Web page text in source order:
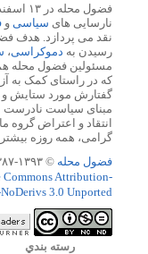
نارسایی های سیاسی و
نقد می پردازد. هدف
رسیدن به دموکراسی،
مسئولین فضول محله
که در راستای کمک به
گفتارش مورد ستایش و
مبنای سیاست نادرست
انتقاد و اعتراض گروه
گرامی، همه روزه بیشتر از ۱۰،۰۰۰ نفر از این سایت دیدن می
فضول محله © ۱۳۹۳-۱۳۸۷ -
Commons Attribution-
3.0 Unported
رسته بندي